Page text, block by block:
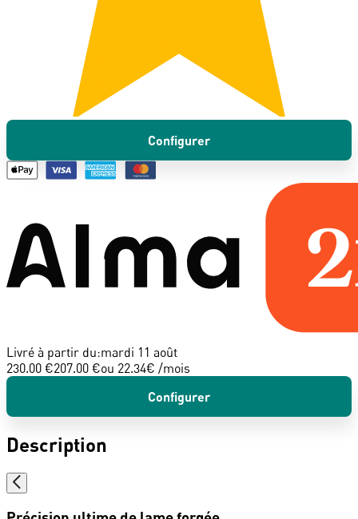
Configurer
Livré à partir du:mardi 11 août
230.00 €207.00 €ou 22.34€ /mois
Configurer
Description